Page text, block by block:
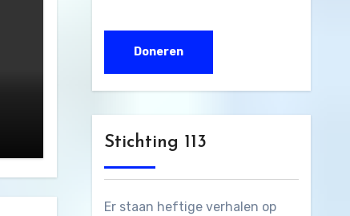
Stichting 113
Er staan heftige verhalen op